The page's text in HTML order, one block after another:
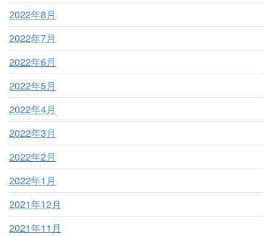
2022年8月
2022年7月
2022年6月
2022年5月
2022年4月
2022年3月
2022年2月
2022年1月
2021年12月
2021年11月